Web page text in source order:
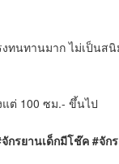
ทนทานมาก ไม่เป็นส
แต่ 100 ซม.- ขึ้นไป
รยานเด็กมีโช๊ค #จัก